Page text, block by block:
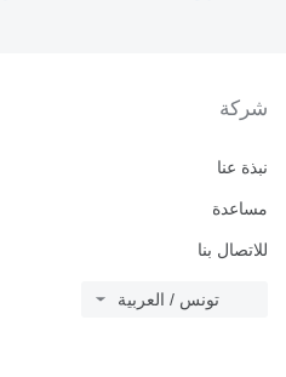
شركة
نبذة عنا
مساعدة
للاتصال بنا
تونس / العربية